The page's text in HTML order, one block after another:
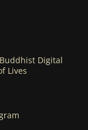
Buddhist Digital
Lives